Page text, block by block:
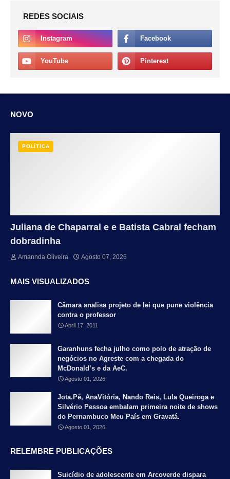
REDES SOCIAIS
NOVO
POLÍTICA
Juliana de Chaparral e e Batista Cabral fecham
dobradinha
Amannda Oliveira Agosto 07, 2026
MAIS VISUALIZADOS
Câmara analisa projeto de lei que pune violência
contra o professor
Abril 17, 2011
Garanhuns fecha julho como polo de atração de
negócios no Agreste com a chegada do
McDonald’s e da AeC.
Agosto 01, 2026
Jota.Pê, AnaVitória, Nando Reis, Lula Queiroga e
Silvério Pessoa embalam primeira noite de shows
do Pernambuco Meu País em Gravatá.
Agosto 01, 2026
RELEMBRE PUBLICAÇÕES
Suicídio de adolescente em Arcoverde dispara